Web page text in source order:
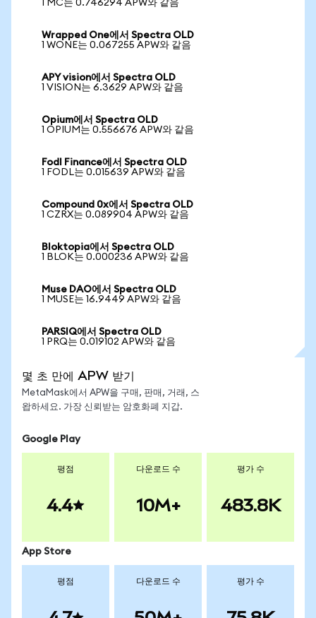
1 MC는 0.746294 APW와 같음
Wrapped One에서 Spectra OLD
1 WONE는 0.067255 APW와 같음
APY vision에서 Spectra OLD
1 VISION는 6.3629 APW와 같음
Opium에서 Spectra OLD
1 OPIUM는 0.556676 APW와 같음
Fodl Finance에서 Spectra OLD
1 FODL는 0.015639 APW와 같음
Compound 0x에서 Spectra OLD
1 CZRX는 0.089904 APW와 같음
Bloktopia에서 Spectra OLD
1 BLOK는 0.000236 APW와 같음
Muse DAO에서 Spectra OLD
1 MUSE는 16.9449 APW와 같음
PARSIQ에서 Spectra OLD
1 PRQ는 0.019102 APW와 같음
몇 초 만에 APW 받기
MetaMask에서 APW을 구매, 판매, 거래, 스
왑하세요. 가장 신뢰받는 암호화폐 지갑.
Google Play
평점
4.4
다운로드 수
10M+
평가 수
483.8K
App Store
평점 다운로드 수 평가 수